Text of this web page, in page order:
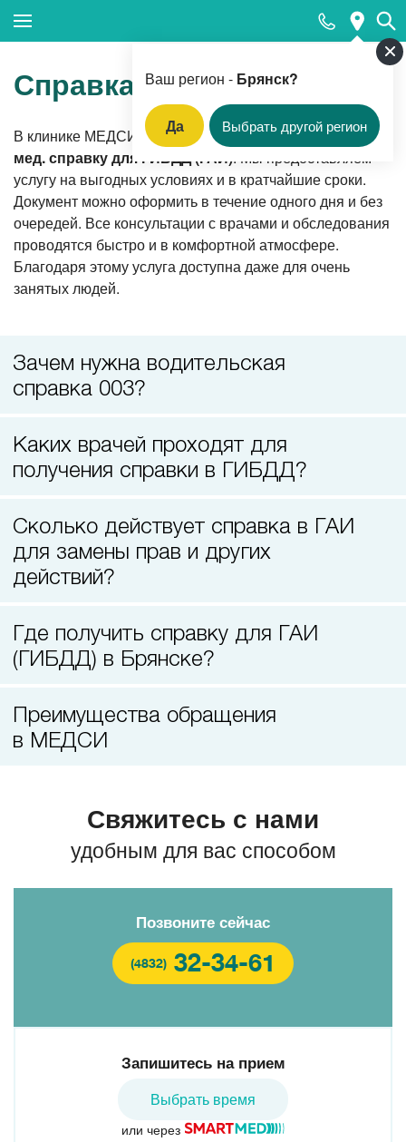
Ваш регион - Брянск?
Да Выбрать другой регион
Популярные запросы
Прием гинеколога
Прием дерматовенеролога
Прием оториноларинголога
Компьютерная томография
Прием кардиолога
Справка в ГИБДД
В клинике МЕДСИ в Брянске вы можетеполучить
мед. справку для ГИБДД (ГАИ). Мы предоставляем
услугу на выгодных условиях и в кратчайшие сроки.
Документ можно оформить в течение одного дня и без
очередей. Все консультации с врачами и обследования
проводятся быстро и в комфортной атмосфере.
Благодаря этому услуга доступна даже для очень
занятых людей.
Зачем нужна водительская
справка 003?
Каких врачей проходят для
получения справки в ГИБДД?
Сколько действует справка в ГАИ
для замены прав и других
действий?
Где получить справку для ГАИ
(ГИБДД) в Брянске?
Преимущества обращения
в МЕДСИ
Свяжитесь с нами
удобным для вас способом
Позвоните сейчас
(4832) 32-34-61
Запишитесь на прием
Выбрать время
или через